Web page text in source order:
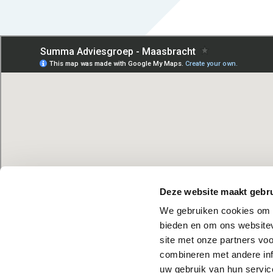
Deze website maakt
We gebruiken cookies
bieden en om ons
site met onze partners
combineren met andere
uw gebruik van hun